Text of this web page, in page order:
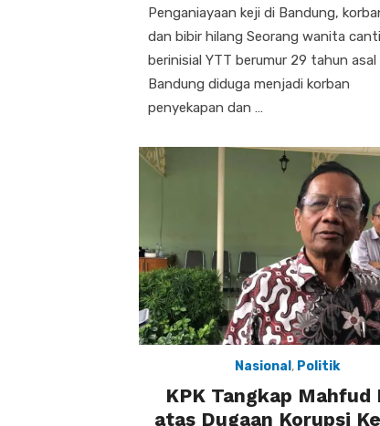
Penganiayaan keji di Bandung,
dan bibir hilang Seorang wanita
berinisial YTT berumur 29 tahun asal
Bandung diduga menjadi korban
penyekapan dan …
Nasional , Politik
KPK Tangkap Mahfud
atas Dugaan Korupsi